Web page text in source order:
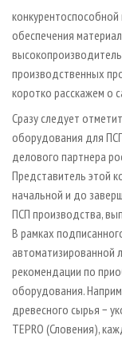
обеспечения
производственных
коротко расскажем о
Сразу следует
оборудования для
делового партнера
Представитель этой
начальной и до
ПСП производства,
В рамках
автоматизированной
рекомендации по
оборудования.
древесного сырья −
TEPRO (Словения),